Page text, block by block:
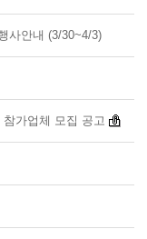
사안내 (3/30~4/3)
가업체 모집 공고